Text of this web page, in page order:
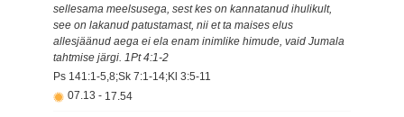
sellesama meelsusega, sest kes on kannatanud ihulikult,
see on lakanud patustamast, nii et ta maises elus
allesjäänud aega ei ela enam inimlike himude, vaid Jumala
tahtmise järgi. 1Pt 4:1-2
Ps 141:1-5,8;Sk 7:1-14;Kl 3:5-11
07.13 - 17.54